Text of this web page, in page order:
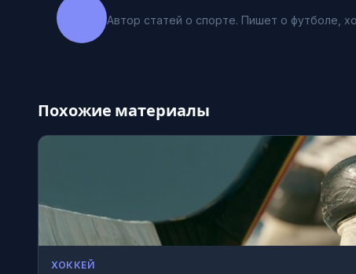
Автор статей о спорте. Пишет о футболе,
Похожие материалы
ХОККЕЙ